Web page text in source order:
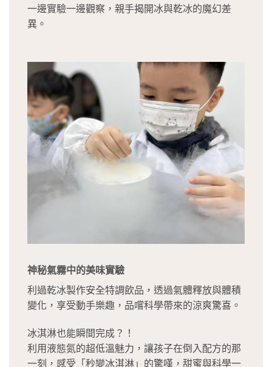
一邊實驗一邊觀察，親手揭開冰與乾冰的魔幻差
異。
神秘氣霧中的美味實驗
利過乾冰製作安全特調飲品，透過氣體釋放與體積
變化，享受動手樂趣，品嚐科學帶來的涼爽驚喜。
冰淇淋也能瞬間完成？！
利用液態氮的超低溫魅力，讓孩子在倒入配方的那
一刻，感受「秒變冰淇淋」的驚嘆，甜蜜與科學一